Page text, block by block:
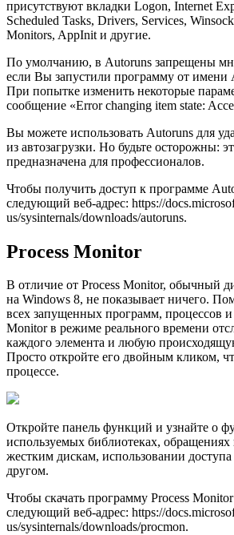
присутствуют вкладки Logon, Internet
Scheduled Tasks, Drivers, Services,
Monitors, AppInit и другие.
По умолчанию, в Autoruns запрещены
если Вы запустили программу от имени
При попытке изменить некоторые
сообщение «Error changing item state:
Вы можете использовать Autoruns для
из автозагрузки. Но будьте осторожны:
предназначена для профессионалов.
Чтобы получить доступ к программе
следующий веб-адрес: https://
us/sysinternals/downloads/autoruns.
Process Monitor
В отличие от Process Monitor, обычный
на Windows 8, не показывает ничего.
всех запущенных программ, процессов и
Monitor в режиме реального времени
каждого элемента и любую
Просто откройте его двойным кликом,
процессе.
Откройте панель функций и узнайте о
используемых библиотеках,
жестким дискам, использовании
другом.
Чтобы скачать программу Process
следующий веб-адрес: https://
us/sysinternals/downloads/procmon.